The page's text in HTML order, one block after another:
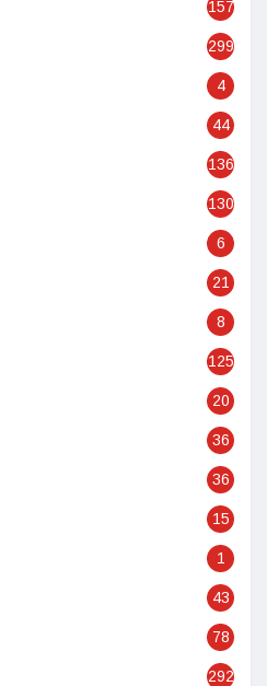
157
299
4
44
136
130
6
21
8
125
20
36
36
15
1
43
78
292